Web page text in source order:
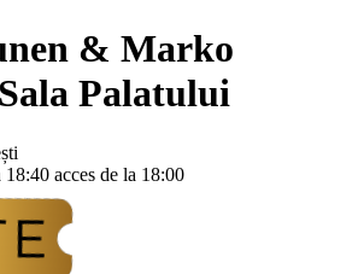
& Marko
Palatului
acces de la 18:00